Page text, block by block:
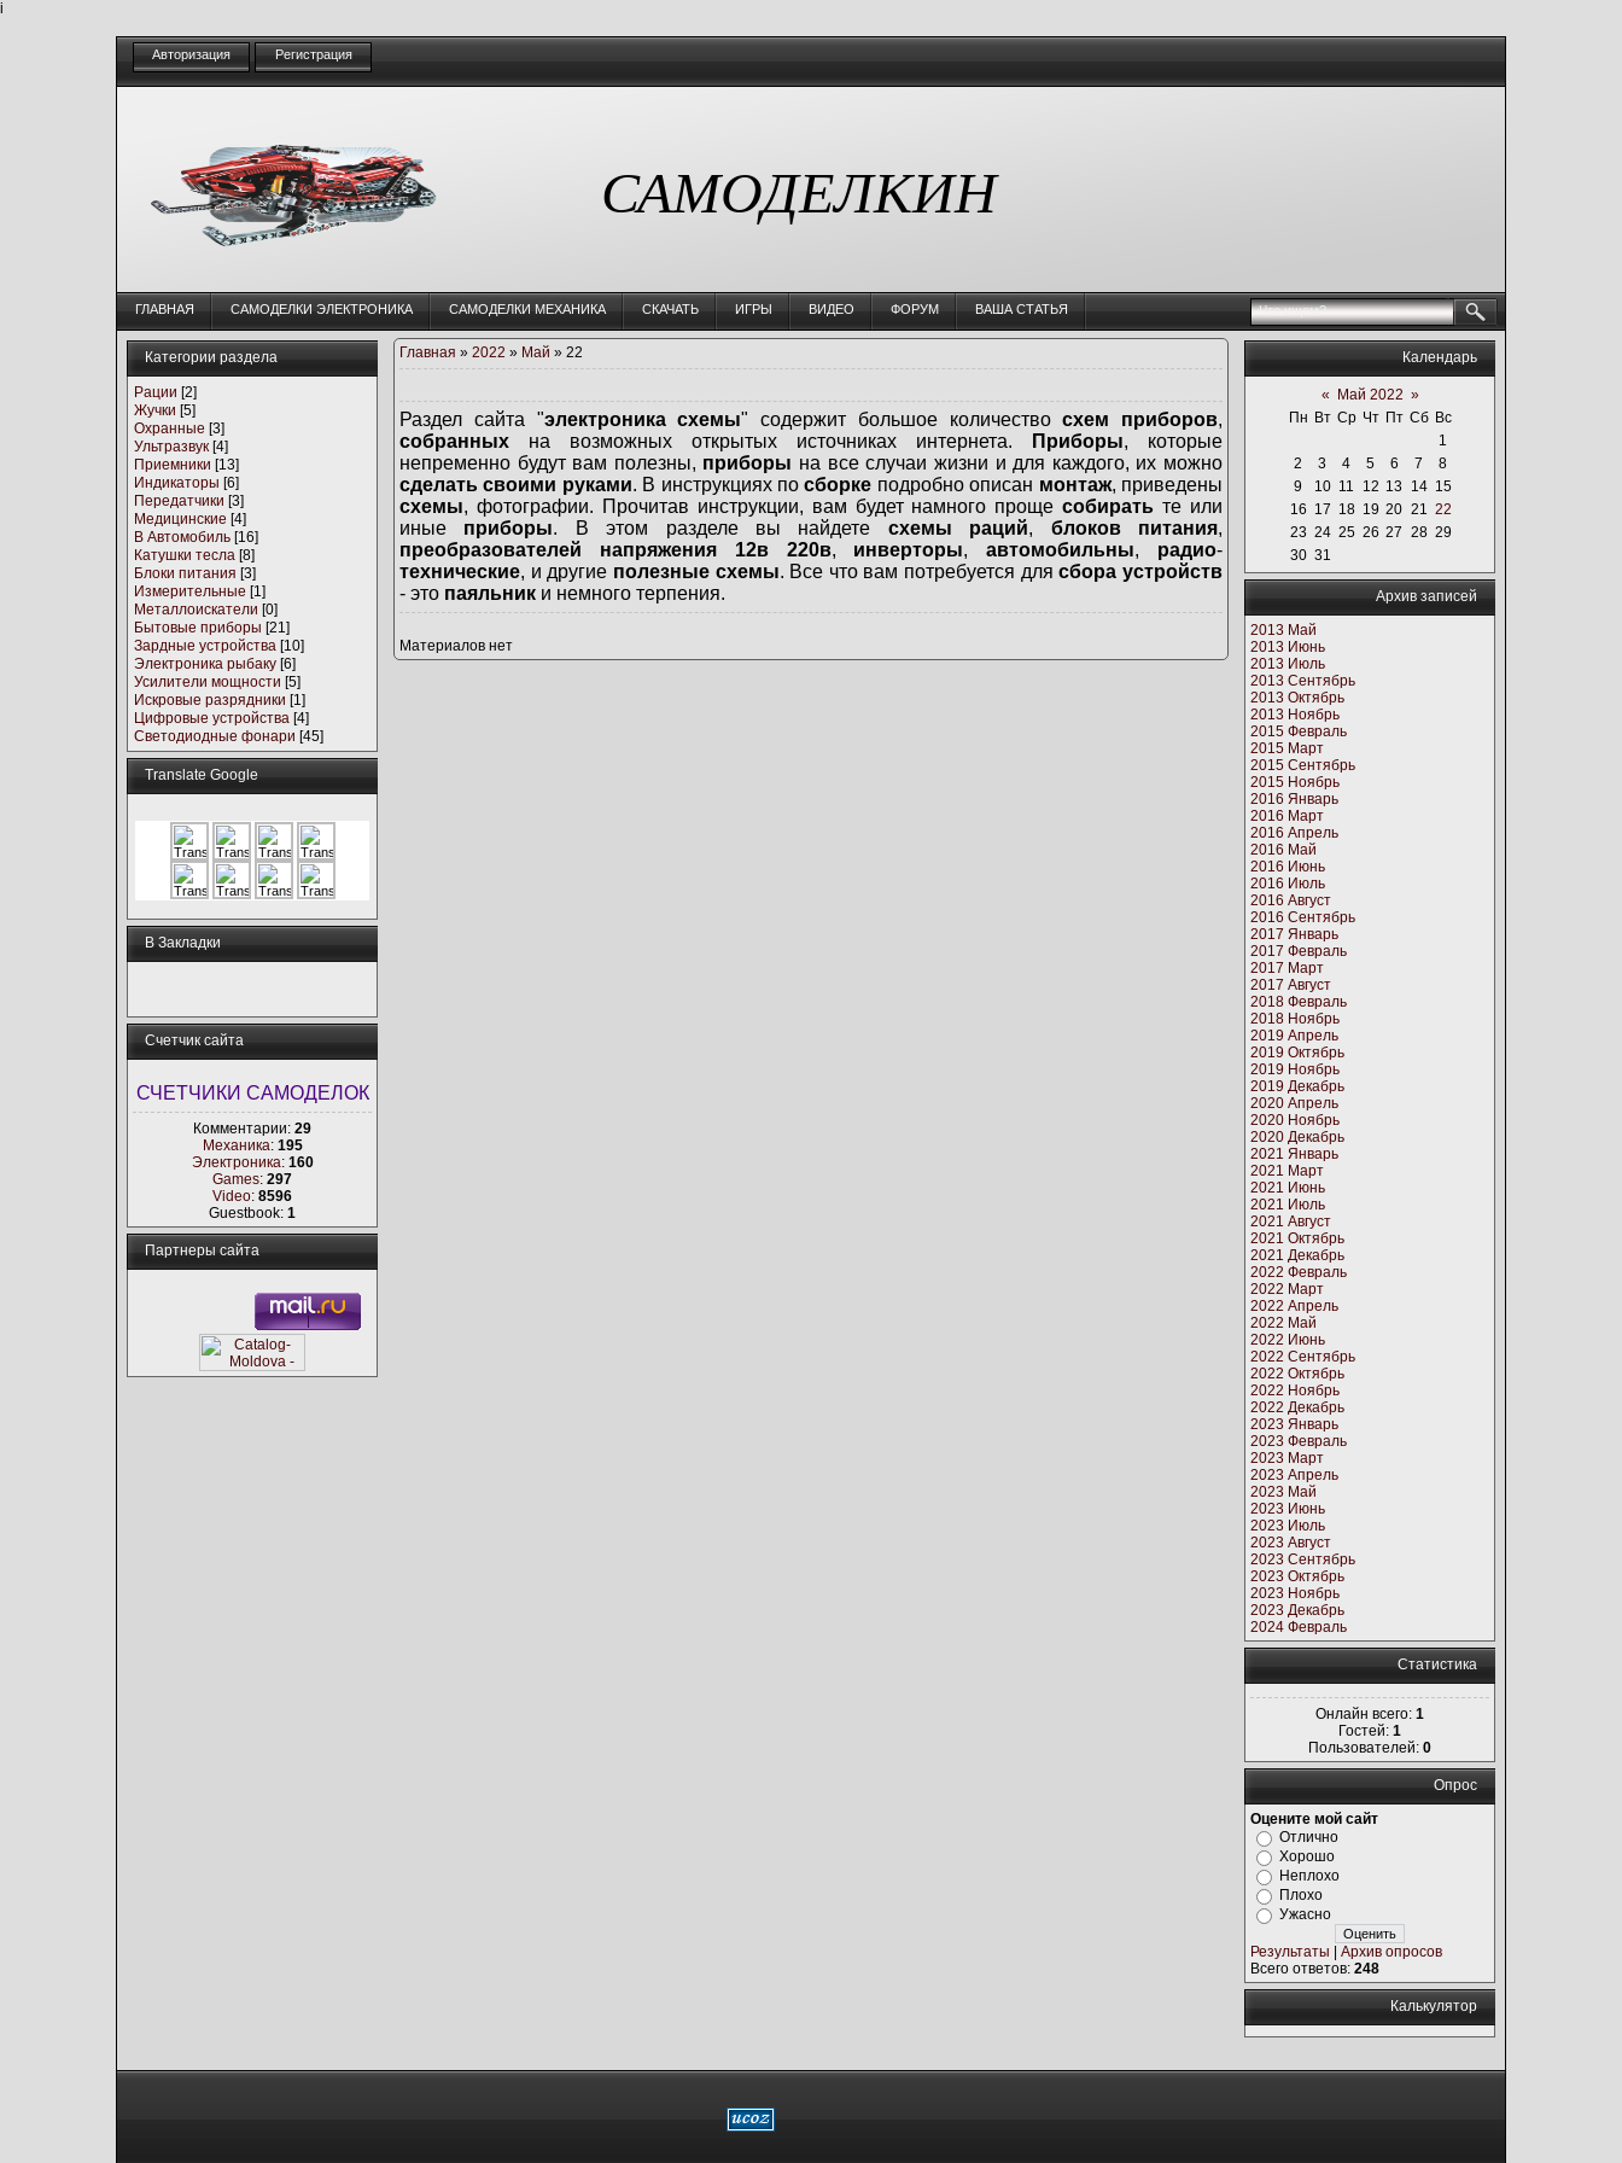
i
Авторизация Регистрация
САМОДЕЛКИН
ГЛАВНАЯ CАМОДЕЛКИ ЭЛЕКТРОНИКА CАМОДЕЛКИ МЕХАНИКА СКАЧАТЬ ИГРЫ ВИДЕО ФОРУМ ВАША СТАТЬЯ
Категории раздела
Рации [2]
Жучки [5]
Охранные [3]
Ультразвук [4]
Приемники [13]
Индикаторы [6]
Передатчики [3]
Медицинские [4]
В Автомобиль [16]
Катушки тесла [8]
Блоки питания [3]
Измерительные [1]
Металлоискатели [0]
Бытовые приборы [21]
Зардные устройства [10]
Электроника рыбаку [6]
Усилители мощности [5]
Искровые разрядники [1]
Цифровые устройства [4]
Светодиодные фонари [45]
Translate Google
В Закладки
Счетчик сайта
СЧЕТЧИКИ САМОДЕЛОК
Комментарии: 29
Механика: 195
Электроника: 160
Games: 297
Video: 8596
Guestbook: 1
Партнеры сайта
Главная » 2022 » Май » 22
Раздел сайта "электроника схемы" содержит большое количествосхем приборов,
собранных на возможных открытых источниках интернета. Приборы, которые
непременно будут вам полезны, приборы на все случаи жизни и для каждого, их можно
сделать своими руками. В инструкциях посборке подробно описан монтаж, приведены
схемы, фотографии. Прочитав инструкции, вам будет намного прощесобирать те или
иные приборы. В этом разделе вы найдете схемы раций, блоков питания,
преобразователей напряжения 12в 220в, инверторы,автомобильны, радио-
технические, и другие полезные схемы. Все что вам потребуется длясбора устройств
- это паяльник и немного терпения.
Материалов нет
Календарь
« Май 2022 »
Пн Вт Ср Чт Пт Сб Вс
1
2
3 4 5 6 7
8
9
10 11 12 13 14 15
16 17 18 19 20 21 22
23 24 25 26 27 28 29
30 31
Архив записей
2013 Май
2013 Июнь
2013 Июль
2013 Сентябрь
2013 Октябрь
2013 Ноябрь
2015 Февраль
2015 Март
2015 Сентябрь
2015 Ноябрь
2016 Январь
2016 Март
2016 Апрель
2016 Май
2016 Июнь
2016 Июль
2016 Август
2016 Сентябрь
2017 Январь
2017 Февраль
2017 Март
2017 Август
2018 Февраль
2018 Ноябрь
2019 Апрель
2019 Октябрь
2019 Ноябрь
2019 Декабрь
2020 Апрель
2020 Ноябрь
2020 Декабрь
2021 Январь
2021 Март
2021 Июнь
2021 Июль
2021 Август
2021 Октябрь
2021 Декабрь
2022 Февраль
2022 Март
2022 Апрель
2022 Май
2022 Июнь
2022 Сентябрь
2022 Октябрь
2022 Ноябрь
2022 Декабрь
2023 Январь
2023 Февраль
2023 Март
2023 Апрель
2023 Май
2023 Июнь
2023 Июль
2023 Август
2023 Сентябрь
2023 Октябрь
2023 Ноябрь
2023 Декабрь
2024 Февраль
Статистика
Онлайн всего: 1
Гостей: 1
Пользователей: 0
Опрос
Оцените мой сайт
Отлично
Хорошо
Неплохо
Плохо
Ужасно
Результаты
Архив опросов
Всего ответов: 248
Калькулятор